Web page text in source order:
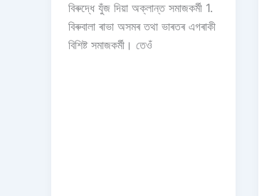
বিৰুদ্ধে যুঁজ দিয়া অক্লান্ত সমাজকৰ্মী 1.
বিৰুবালা ৰাভা অসমৰ তথা ভাৰতৰ এগৰাকী
বিশিষ্ট সমাজকৰ্মী। তেওঁ